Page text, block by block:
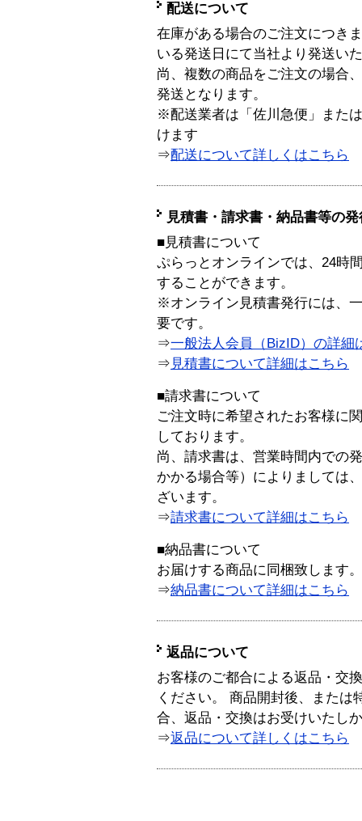
配送について
在庫がある場合のご注文につき
いる発送日にて当社より発送い
尚、複数の商品をご注文の場合
発送となります。
※配送業者は「佐川急便」また
けます
⇒配送について詳しくはこちら
見積書・請求書・納品書等の
■見積書について
ぷらっとオンラインでは、24時
することができます。
※オンライン見積書発行には、
要です。
⇒一般法人会員（BizID）の詳細
⇒ 見積書について詳細はこちら
■請求書について
ご注文時に希望されたお客様に
しております。
尚、請求書は、営業時間内での
かかる場合等）によりましては
ざいます。
⇒請求書について詳細はこちら
■納品書について
お届けする商品に同梱致します。
⇒納品書について詳細はこちら
返品について
お客様のご都合による返品・交
ください。 商品開封後、または
合、返品・交換はお受けいたし
⇒返品について詳しくはこちら